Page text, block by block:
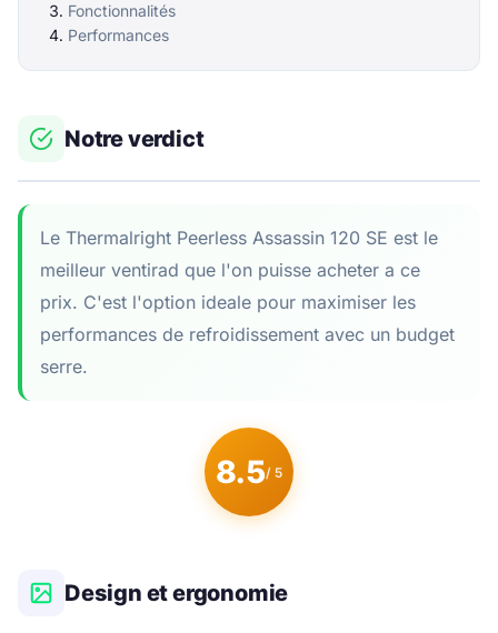
Fonctionnalités
Performances
Notre verdict
Le Thermalright Peerless Assassin 120 SE est le
meilleur ventirad que l'on puisse acheter a ce
prix. C'est l'option ideale pour maximiser les
performances de refroidissement avec un budget
serre.
8.5/ 5
Design et ergonomie